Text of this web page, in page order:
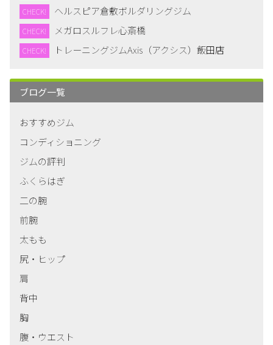
CHECK! ヘルスピア倉敷ボルダリングジム
CHECK! メガロスルフレ心斎橋
CHECK! トレーニングジムAxis（アクシス）飯田店
ブログ一覧
おすすめジム
コンディショニング
ジムの評判
ふくらはぎ
二の腕
前腕
太もも
尻・ヒップ
肩
背中
胸
腹・ウエスト